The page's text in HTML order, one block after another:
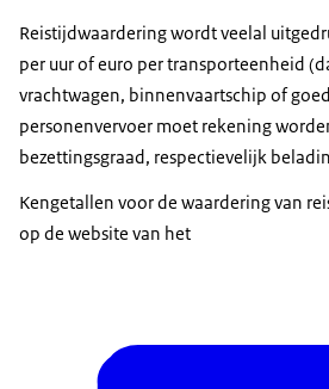
Reistijdwaardering wordt veelal
per uur of euro per transporteenheid
vrachtwagen, binnenvaartschip of
personenvervoer moet rekening
bezettingsgraad, respectievelijk
Kengetallen voor de waardering van
op de website van het